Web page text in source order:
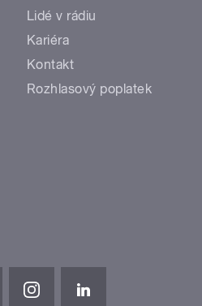
Lidé v rádiu
Kariéra
Kontakt
Rozhlasový poplatek